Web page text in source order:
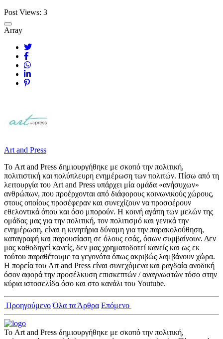
Post Views: 3
Array
Art and Press
Το Art and Press δημιουργήθηκε με σκοπό την πολιτική,
πολιτιστική και πολύπλευρη ενημέρωση των πολιτών. Πίσω από τη
λειτουργία του Art and Press υπάρχει μία ομάδα «ανήσυχων»
ανθρώπων, που προέρχονται από διάφορους κοινωνικούς χώρους,
στους οποίους προσέφεραν και συνεχίζουν να προσφέρουν
εθελοντικά όπου και όσο μπορούν. Η κοινή αγάπη των μελών της
ομάδας μας για την πολιτική, τον πολιτισμό και γενικά την
ενημέρωση, είναι η κινητήρια δύναμη για την παρακολούθηση,
καταγραφή και παρουσίαση σε όλους εσάς, όσων συμβαίνουν. Δεν
μας καθοδηγεί κανείς, δεν μας χρηματοδοτεί κανείς και ως εκ
τούτου παραθέτουμε τα γεγονότα όπως ακριβώς λαμβάνουν χώρα.
Η πορεία του Art and Press είναι συνεχόμενα και ραγδαία ανοδική
όσον αφορά την προσέλκυση επισκεπτών / αναγνωστών τόσο στην
κύρια ιστοσελίδα όσο και στο κανάλι του Youtube.
Προηγούμενο Όλα τα Άρθρα Επόμενο
Το Art and Press δημιουργήθηκε με σκοπό την πολιτική,